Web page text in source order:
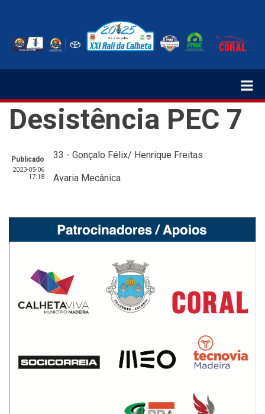
conteúdo
Desistência PEC 7
Publicado
2023-05-06
17:18
33 - Gonçalo Félix/ Henrique Freitas
Avaria Mecânica